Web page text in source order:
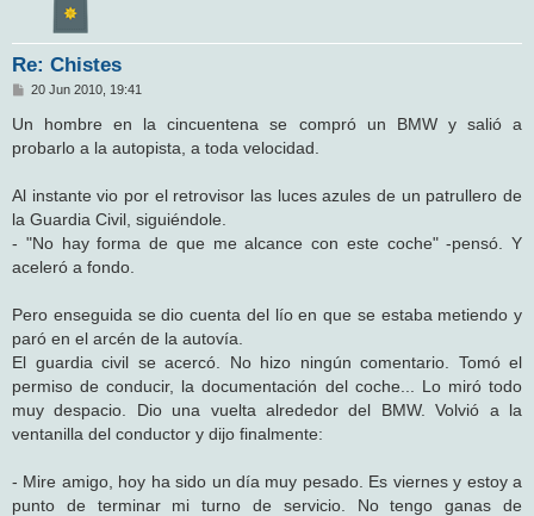
Re: Chistes
M
n
a
20 Jun 2010, 19:41
Un hombre en la cincuentena se compró un BMW y salió a
probarlo a la autopista, a toda velocidad.
Al instante vio por el retrovisor las luces azules de un patrullero de
la Guardia Civil, siguiéndole.
- "No hay forma de que me alcance con este coche" -pensó. Y
aceleró a fondo.
Pero enseguida se dio cuenta del lío en que se estaba metiendo y
paró en el arcén de la autovía.
El guardia civil se acercó. No hizo ningún comentario. Tomó el
permiso de conducir, la documentación del coche... Lo miró todo
muy despacio. Dio una vuelta alrededor del BMW. Volvió a la
ventanilla del conductor y dijo finalmente:
- Mire amigo, hoy ha sido un día muy pesado. Es viernes y estoy a
punto de terminar mi turno de servicio. No tengo ganas de